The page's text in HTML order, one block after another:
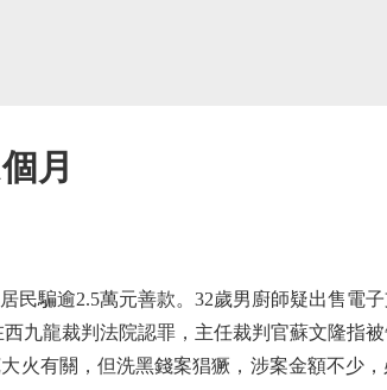
月
逾2.5萬元善款。32歲男廚師疑出售電子
九龍裁判法院認罪，主任裁判官蘇文隆指
火有關，但洗黑錢案猖獗，涉案金額不少